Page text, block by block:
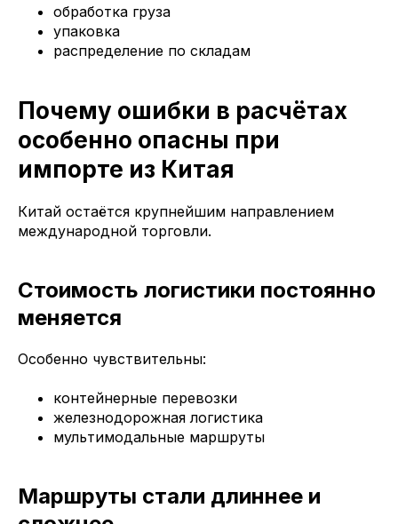
обработка груза
упаковка
распределение по складам
Почему ошибки в расчётах
особенно опасны при
импорте из Китая
Китай остаётся крупнейшим направлением
международной торговли.
Стоимость логистики постоянно
меняется
Особенно чувствительны:
контейнерные перевозки
железнодорожная логистика
мультимодальные маршруты
Маршруты стали длиннее и